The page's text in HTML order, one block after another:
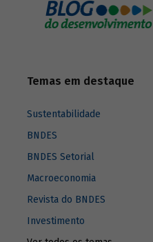
literatura,
a taxas
até um
menores
Temas em destaque
Sustentabilidade
BNDES
BNDES Setorial
Macroeconomia
Revista do BNDES
Investimento